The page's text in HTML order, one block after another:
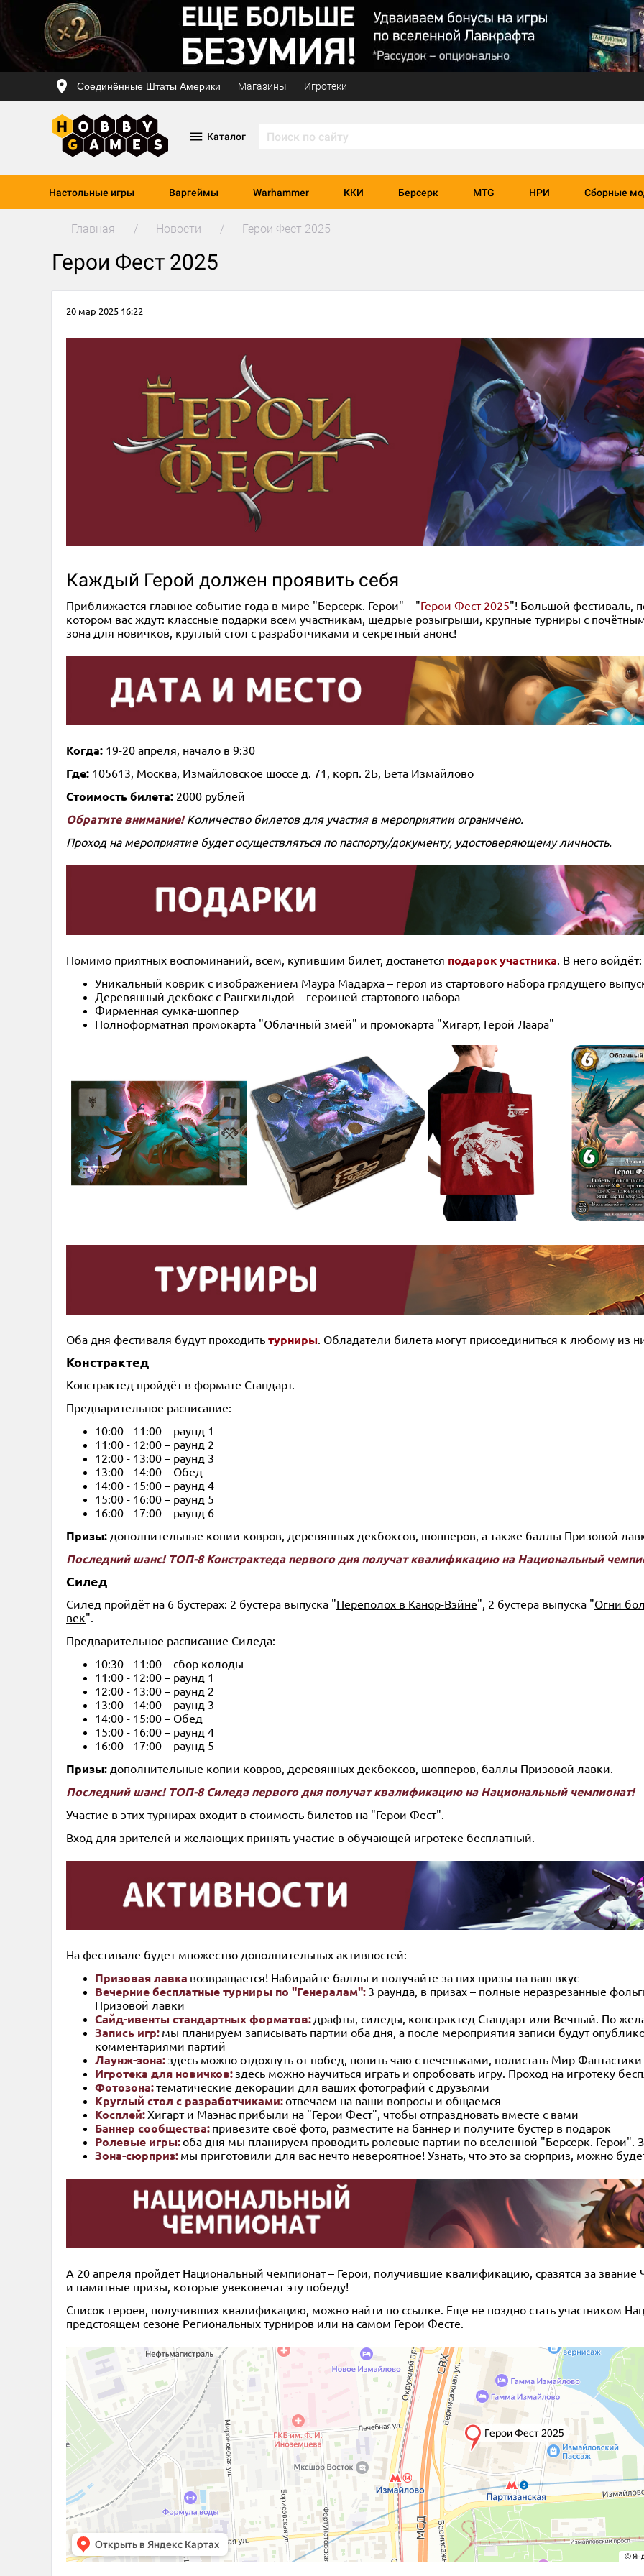
Соединённые Штаты Америки Магазины Игротеки
Каталог
Настольные игры Варгеймы Warhammer ККИ Берсерк MTG НРИ Сборные
Главная Новости Герои Фест 2025
Герои Фест 2025
20 мар 2025 16:22
Каждый Герой должен проявить себя
Приближается главное событие года в мире "Берсерк. Герои" – "Герои Фест 2025"! Большой фестиваль,
котором вас ждут: классные подарки всем участникам, щедрые розыгрыши, крупные турниры с
зона для новичков, круглый стол с разработчиками и секретный анонс!
Когда: 19-20 апреля, начало в 9:30
Где: 105613, Москва, Измайловское шоссе д. 71, корп. 2Б, Бета Измайлово
Стоимость билета: 2000 рублей
Обратите внимание!Количество билетов для участия в мероприятии ограничено.
Проход на мероприятие будет осуществляться по паспорту/документу, удостоверяющему личность.
Помимо приятных воспоминаний, всем, купившим билет, достанется подарок участника . В него войдёт:
Уникальный коврик с изображением Маура Мадарха – героя из стартового набора грядущего
Деревянный декбокс с Рангхильдой – героиней стартового набора
Фирменная сумка-шоппер
Полноформатная промокарта "Облачный змей" и промокарта "Хигарт, Герой Лаара"
Оба дня фестиваля будут проходить турниры . Обладатели билета могут присоединиться к любому из
Констрактед
Констрактед пройдёт в формате Стандарт.
Предварительное расписание:
10:00 - 11:00 – раунд 1
11:00 - 12:00 – раунд 2
12:00 - 13:00 – раунд 3
13:00 - 14:00 – Обед
14:00 - 15:00 – раунд 4
15:00 - 16:00 – раунд 5
16:00 - 17:00 – раунд 6
Призы: дополнительные копии ковров, деревянных декбоксов, шопперов, а также баллы Призовой
Последний шанс! ТОП-8 Констрактеда первого дня получат квалификацию на Национальный
Силед
Силед пройдёт на 6 бустерах: 2 бустера выпуска "Переполох в Канор-Вэйне", 2 бустера выпуска "Огни
век".
Предварительное расписание Силеда:
10:30 - 11:00 – сбор колоды
11:00 - 12:00 – раунд 1
12:00 - 13:00 – раунд 2
13:00 - 14:00 – раунд 3
14:00 - 15:00 – Обед
15:00 - 16:00 – раунд 4
16:00 - 17:00 – раунд 5
Призы: дополнительные копии ковров, деревянных декбоксов, шопперов, баллы Призовой лавки.
Последний шанс! ТОП-8 Силеда первого дня получат квалификацию на Национальный чемпионат!
Участие в этих турнирах входит в стоимость билетов на "Герои Фест".
Вход для зрителей и желающих принять участие в обучающей игротеке бесплатный.
На фестивале будет множество дополнительных активностей:
Призовая лавка возвращается! Набирайте баллы и получайте за них призы на ваш вкус
Вечерние бесплатные турниры по "Генералам": 3 раунда, в призах – полные неразрезанные
Призовой лавки
Сайд-ивенты стандартных форматов: драфты, силеды, констрактед Стандарт или Вечный. По
Запись игр: мы планируем записывать партии оба дня, а после мероприятия записи будут
комментариями партий
Лаунж-зона: здесь можно отдохнуть от побед, попить чаю с печеньками, полистать Мир Фантастики
Игротека для новичков: здесь можно научиться играть и опробовать игру. Проход на игротеку
Фотозона:тематические декорации для ваших фотографий с друзьями
Круглый стол с разработчиками:отвечаем на ваши вопросы и общаемся
Косплей:Хигарт и Маэнас прибыли на "Герои Фест", чтобы отпраздновать вместе с вами
Баннер сообщества: привезите своё фото, разместите на баннер и получите бустер в подарок
Ролевые игры:оба дня мы планируем проводить ролевые партии по вселенной "Берсерк. Герои".
Зона-сюрприз: мы приготовили для вас нечто невероятное! Узнать, что это за сюрприз, можно
А 20 апреля пройдет Национальный чемпионат – Герои, получившие квалификацию, сразятся за
и памятные призы, которые увековечат эту победу!
Список героев, получивших квалификацию, можно найти по ссылке. Еще не поздно стать участником
предстоящем сезоне Региональных турниров или на самом Герои Фесте.